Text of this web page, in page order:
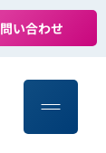
問い合わせ